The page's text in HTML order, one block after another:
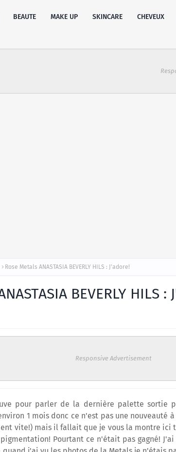
BEAUTE MAKE UP SKINCARE CHEVEUX
Rose Metals ANASTASIA BEVERLY HILS : J'adore!
BEVERLY HILS :
Responsive Advertisement
pour parler de la dernière palette sortie
1 mois donc ce n'est pas une nouveauté
vite!) mais il fallait que je vous la montre
Pourtant ce n'était pas gagné! J'ai